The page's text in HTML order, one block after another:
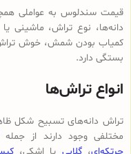
قیمت سندلوس به عواملی
دانه‌ها، نوع تراش، ماشینی
کمیاب بودن شمش، خوش تراش
بستگی دارد.
انواع تراش‌ها
تراش دانه‌های تسبیح شکل
مختلفی وجود دارند از جمله